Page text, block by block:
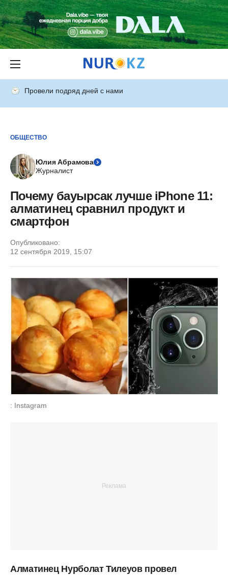
Провели подряд дней с нами
ОБЩЕСТВО
Юлия Абрамова
Журналист
Почему бауырсак лучше iPhone 11:
алматинец сравнил продукт и
смартфон
Опубликовано:
12 сентября 2019, 15:07
: Instagram
Алматинец Нурболат Тилеуов провел